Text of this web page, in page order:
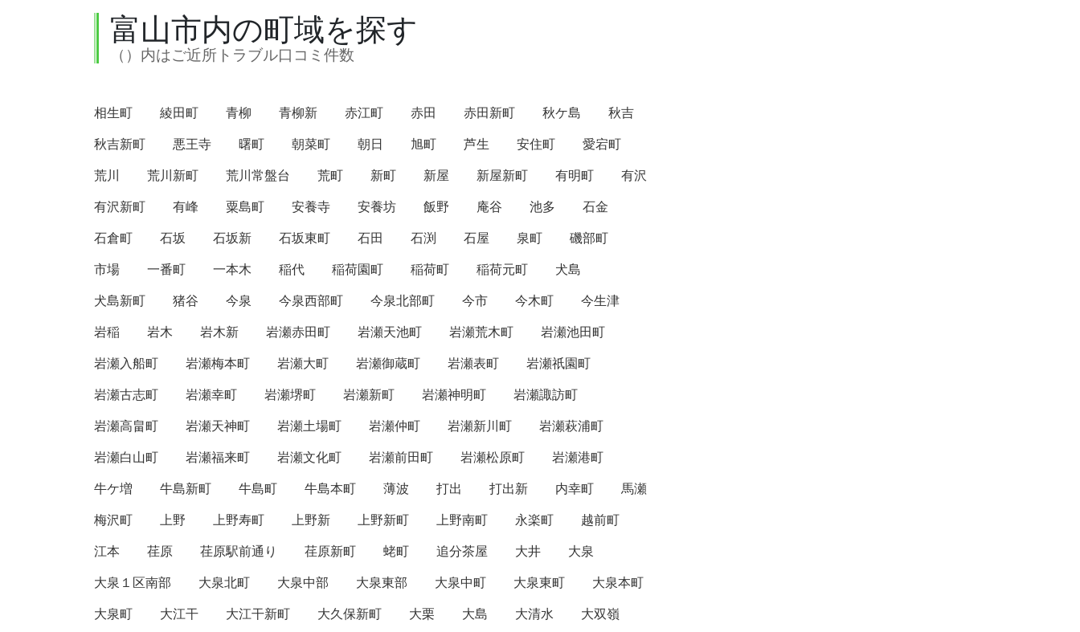
富山市内の町域を探す
（）内はご近所トラブル口コミ件数
相生町 綾田町 青柳 青柳新 赤江町 赤田 赤田新町 秋ケ島
秋吉
秋吉新町
悪王寺 曙町 朝菜町 朝日 旭町 芦生 安住町
愛宕町
荒川
荒川新町 荒川常盤台 荒町 新町 新屋 新屋新町 有明町
有沢
有沢新町
有峰 粟島町 安養寺 安養坊 飯野 庵谷 池多
石金
石倉町
石坂 石坂新 石坂東町 石田 石渕 石屋 泉町
磯部町
市場
一番町 一本木 稲代 稲荷園町 稲荷町 稲荷元町
犬島
犬島新町
猪谷 今泉 今泉西部町 今泉北部町 今市 今木町
今生津
岩稲
岩木 岩木新 岩瀬赤田町 岩瀬天池町 岩瀬荒木町
岩瀬池田町
岩瀬入船町
岩瀬梅本町 岩瀬大町 岩瀬御蔵町 岩瀬表町
岩瀬祇園町
岩瀬古志町
岩瀬幸町 岩瀬堺町 岩瀬新町 岩瀬神明町
岩瀬諏訪町
岩瀬高畠町
岩瀬天神町 岩瀬土場町 岩瀬仲町 岩瀬新川町
岩瀬萩浦町
岩瀬白山町
岩瀬福来町 岩瀬文化町 岩瀬前田町 岩瀬松原町
岩瀬港町
牛ケ増
牛島新町 牛島町 牛島本町 薄波 打出 打出新 内幸町
馬瀬
梅沢町
上野 上野寿町 上野新 上野新町 上野南町 永楽町
越前町
江本
荏原 荏原駅前通り 荏原新町 蛯町 追分茶屋 大井
大泉
大泉１区南部
大泉北町 大泉中部 大泉東部 大泉中町 大泉東町
大泉本町
大泉町
大江干 大江干新町 大久保新町 大栗 大島 大清水
大双嶺